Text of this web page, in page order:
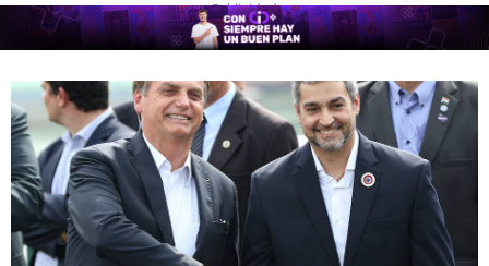
- Publicidad -
Represa binacional: el directorio de Itaipú se reúne hoy para
acordar el precio de la tarifa eléctrica del 2022
Diciembre 2, 2021